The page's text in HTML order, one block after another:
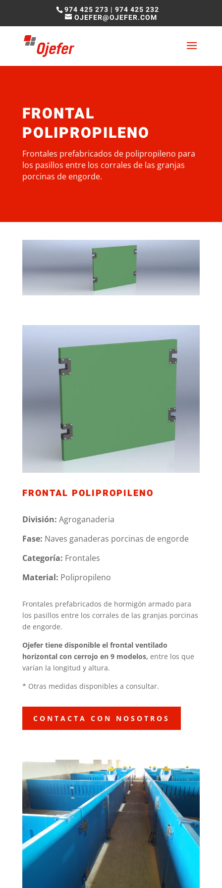
974 425 273 |974 425 232
OJEFER@OJEFER.COM
FRONTAL
POLIPROPILENO
Frontales prefabricados de polipropileno para
los pasillos entre los corrales de las granjas
porcinas de engorde.
FRONTAL POLIPROPILENO
División: Agroganaderia
Fase: Naves ganaderas porcinas de engorde
Categoría: Frontales
Material: Polipropileno
Frontales prefabricados de hormigón armado para
los pasillos entre los corrales de las granjas porcinas
de engorde.
Ojefer tiene disponible el frontal ventilado
horizontal con cerrojo en 9 modelos, entre los que
varían la longitud y altura.
* Otras medidas disponibles a consultar.
CONTACTA CON NOSOTROS